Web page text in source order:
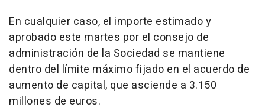
En cualquier caso, el importe estimado y
aprobado este martes por el consejo de
administración de la Sociedad se mantiene
dentro del límite máximo fijado en el acuerdo de
aumento de capital, que asciende a 3.150
millones de euros.